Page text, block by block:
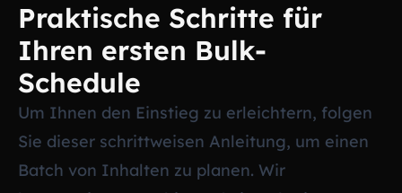
Praktische Schritte für
Ihren ersten Bulk-
Schedule
Um Ihnen den Einstieg zu erleichtern, folgen
Sie dieser schrittweisen Anleitung, um einen
Batch von Inhalten zu planen. Wir